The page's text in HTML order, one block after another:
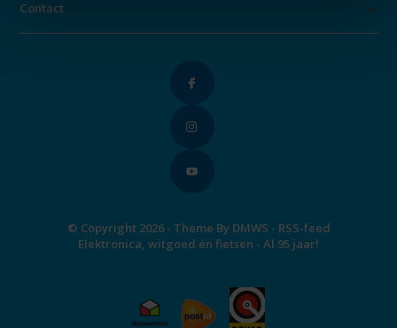
Contact
© Copyright 2026 - Theme By DMWS - RSS-feed
Elektronica, witgoed én fietsen - Al 95 jaar!